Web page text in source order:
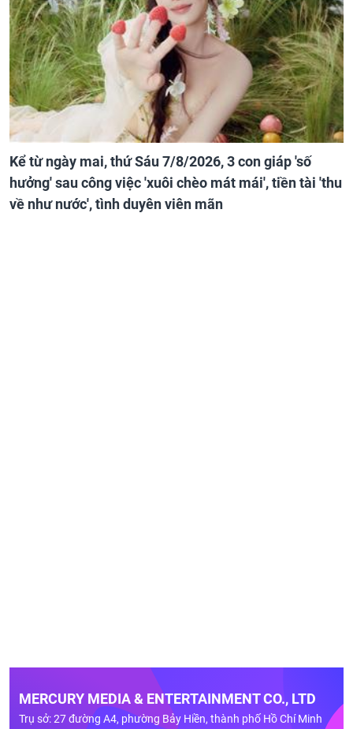
Kể từ ngày mai, thứ Sáu 7/8/2026, 3 con giáp 'số
hưởng' sau công việc 'xuôi chèo mát mái', tiền tài 'thu
về như nước', tình duyên viên mãn
MERCURY MEDIA & ENTERTAINMENT CO., LTD
Trụ sở: 27 đường A4, phường Bảy Hiền, thành phố Hồ Chí Minh